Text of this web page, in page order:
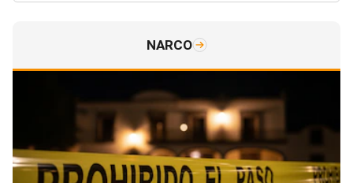
NARCO